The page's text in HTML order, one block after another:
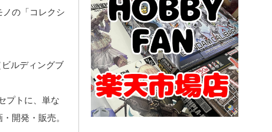
の「コレクシ
ルディングブ
プトに、単な
開発・販売。